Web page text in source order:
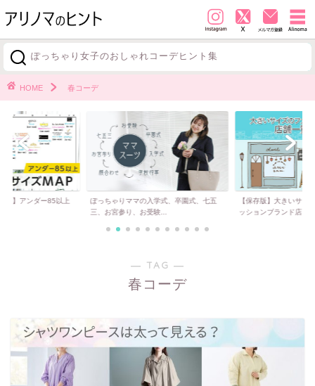
ぽっちゃり女子のおしゃれコーデヒント集
HOME 春コーデ
見】アンダー85以上
ぽっちゃりママの入学式、卒園式、七五
三、お宮参り、お受験...
【保存版】大きいサイ
ッションブランド店...
― TAG ―
春コーデ